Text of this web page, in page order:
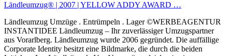
Ländleumzug® | 2007 | YELLOW ADDY AWARD …
Ländleumzug Umzüge . Entrümpeln . Lager ©WERBEAGENTUR
INSTANTIDEE Ländleumzug – Ihr zuverlässiger Umzugspartner
aus Vorarlberg. Ländleumzug wurde 2006 gegründet. Die auffällige
Corporate Identity besitzt eine Bildmarke, die durch die beiden